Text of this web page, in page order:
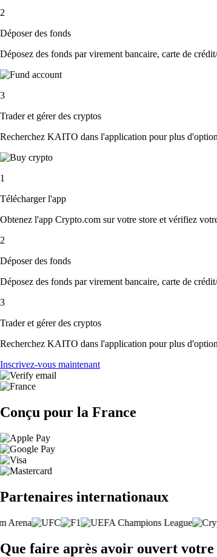
2
Déposer des fonds
Déposez des fonds par virement bancaire, carte de
3
Trader et gérer des cryptos
Recherchez KAITO dans l'application pour plus
1
Télécharger l'app
Obtenez l'app Crypto.com sur votre store et vérifiez
2
Déposer des fonds
Déposez des fonds par virement bancaire, carte de
3
Trader et gérer des cryptos
Recherchez KAITO dans l'application pour plus
Inscrivez-vous maintenant
Conçu pour la France
Partenaires internationaux
Que faire après avoir ouvert